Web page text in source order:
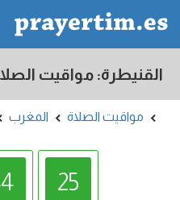
مواقيت الصلاة المغرب
24